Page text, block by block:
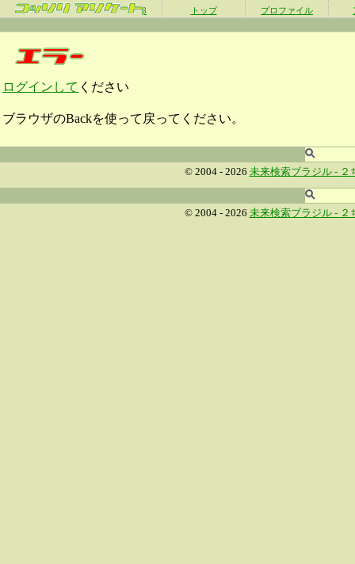
β トップ プロファイル
ログインして ください
ブラウザのBackを使って戻ってください。
© 2004 - 2026 未来検索ブラジル - ２
© 2004 - 2026 未来検索ブラジル - ２